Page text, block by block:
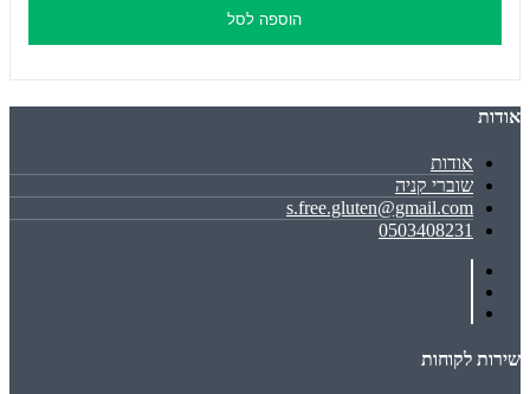
הוספה לסל
אודות
אודות
שוברי קניה
s.free.gluten@gmail.com
0503408231
שירות לקוחות